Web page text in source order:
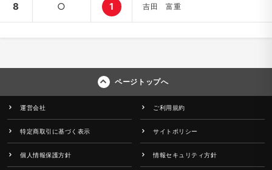
8 ○ 1 吉田 富重
ページトップへ
運営会社 ご利用規約
特定商取引に基づく表示 サイトポリシー
個人情報保護方針 情報セキュリティ方針